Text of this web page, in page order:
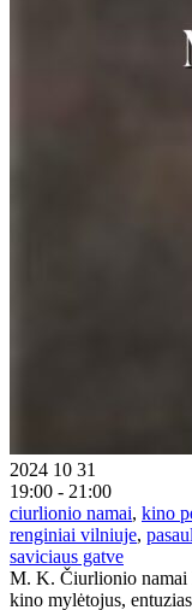
2024 10 31
19:00 - 21:00
ciurlionio namai, kino
renginiai vilniuje,
saviciaus gatve
M. K. Čiurlionio namai
kino mylėtojus,